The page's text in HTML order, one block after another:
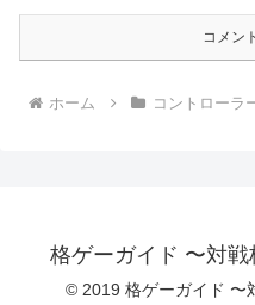
コメン
ホーム コントローラ
格ゲーガイド 〜対
© 2019 格ゲーガイド 〜